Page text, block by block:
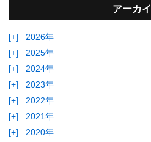
アーカ
[+]
2026年
[+]
2025年
[+]
2024年
[+]
2023年
[+]
2022年
[+]
2021年
[+]
2020年